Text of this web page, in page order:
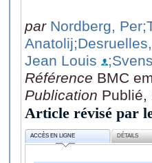
par Nordberg, Per
Anatolij
Jean Louis
Référence BMC
Publication Publié,
Article révisé par
ACCÈS EN LIGNE DÉTAILS